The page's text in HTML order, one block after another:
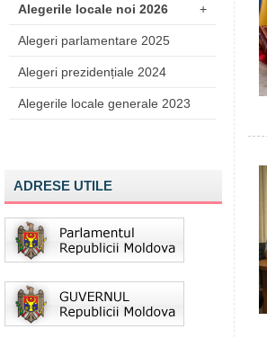
Alegerile locale noi 2026 +
Alegeri parlamentare 2025
Alegeri prezidențiale 2024
Alegerile locale generale 2023
ADRESE UTILE